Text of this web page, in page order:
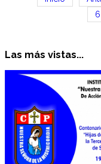
6
Las más vistas...